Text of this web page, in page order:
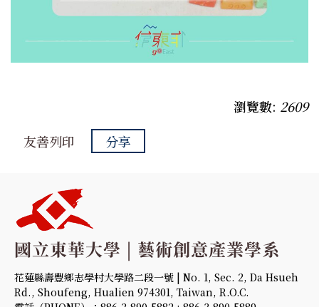
瀏覽數: 2609
友善列印
分享
花蓮縣壽豐鄉志學村大學路二段一號 | No. 1, Sec. 2, Da Hsueh
Rd., Shoufeng, Hualien 974301, Taiwan, R.O.C.